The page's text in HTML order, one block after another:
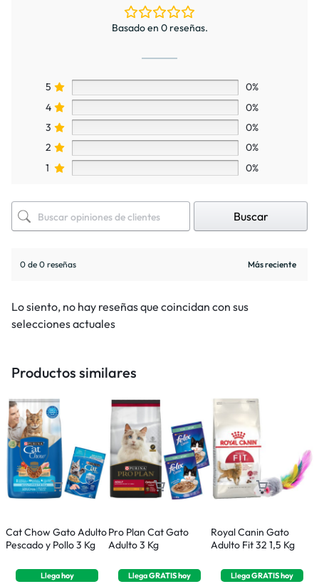
Basado en 0 reseñas.
5
0%
4
0%
3
0%
2
0%
1
0%
Buscar
0 de 0 reseñas
Lo siento, no hay reseñas que coincidan con sus
selecciones actuales
Productos similares
Cat Chow Gato Adulto
Pescado y Pollo 3 Kg
Llegahoy
Pro Plan Cat Gato
Adulto 3 Kg
LlegaGRATIShoy
Royal Canin Gato
Adulto Fit 32 1,5 Kg
LlegaGRATIShoy